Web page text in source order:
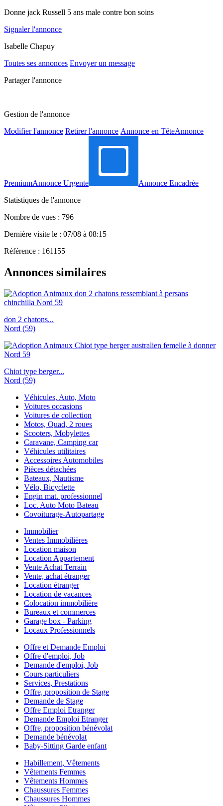
Donne jack Russell 5 ans male contre bon soins
Signaler l'annonce
Isabelle Chapuy
Toutes ses annonces Envoyer un message
Partager l'annonce
Gestion de l'annonce
Modifier l'annonce Retirer l'annonce Annonce en TêteAnnonce
PremiumAnnonce Urgente
Annonce Encadrée
Statistiques de l'annonce
Nombre de vues : 796
Dernière visite le : 07/08 à 08:15
Référence : 161155
Annonces similaires
don 2 chatons...
Nord (59)
Chiot type berger...
Nord (59)
Véhicules, Auto, Moto
Voitures occasions
Voitures de collection
Motos, Quad, 2 roues
Scooters, Mobylettes
Caravane, Camping car
Véhicules utilitaires
Accessoires Automobiles
Pièces détachées
Bateaux, Nautisme
Vélo, Bicyclette
Engin mat. professionnel
Loc. Auto Moto Bateau
Covoiturage-Autopartage
Immobilier
Ventes Immobilières
Location maison
Location Appartement
Vente Achat Terrain
Vente, achat étranger
Location étranger
Location de vacances
Colocation immobilière
Bureaux et commerces
Garage box - Parking
Locaux Professionnels
Offre et Demande Emploi
Offre d'emploi, Job
Demande d'emploi, Job
Cours particuliers
Services, Prestations
Offre, proposition de Stage
Demande de Stage
Offre Emploi Etranger
Demande Emploi Etranger
Offre, proposition bénévolat
Demande bénévolat
Baby-Sitting Garde enfant
Habillement, Vêtements
Vêtements Femmes
Vêtements Hommes
Chaussures Femmes
Chaussures Hommes